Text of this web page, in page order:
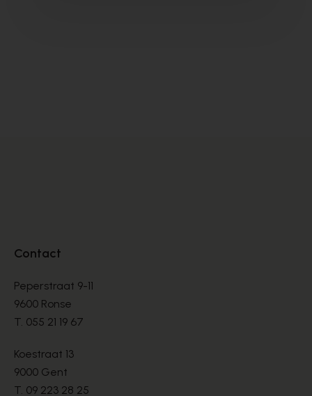
Contact
Peperstraat 9-11
9600 Ronse
T. 055 21 19 67
Koestraat 13
9000 Gent
T. 09 223 28 25